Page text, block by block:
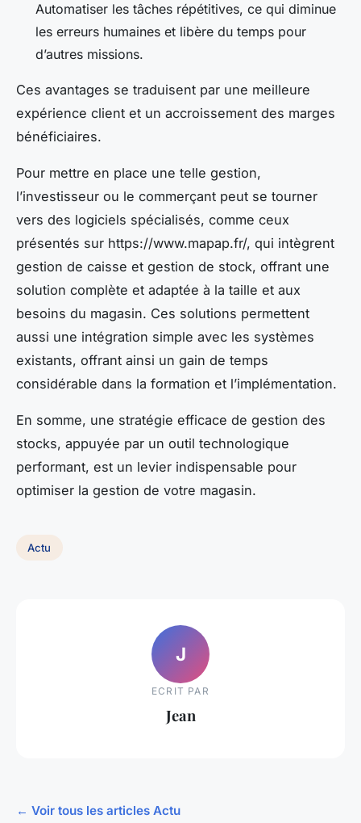
Automatiser les tâches répétitives, ce qui diminue
les erreurs humaines et libère du temps pour
d’autres missions.
Ces avantages se traduisent par une meilleure
expérience client et un accroissement des marges
bénéficiaires.
Pour mettre en place une telle gestion,
l’investisseur ou le commerçant peut se tourner
vers des logiciels spécialisés, comme ceux
présentés sur https://www.mapap.fr/, qui intègrent
gestion de caisse et gestion de stock, offrant une
solution complète et adaptée à la taille et aux
besoins du magasin. Ces solutions permettent
aussi une intégration simple avec les systèmes
existants, offrant ainsi un gain de temps
considérable dans la formation et l’implémentation.
En somme, une stratégie efficace de gestion des
stocks, appuyée par un outil technologique
performant, est un levier indispensable pour
optimiser la gestion de votre magasin.
Actu
J
ECRIT PAR
Jean
← Voir tous les articles Actu